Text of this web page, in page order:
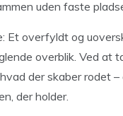
uden faste
Et overfyldt og
overblik. Ved at
der skaber rodet
der holder.